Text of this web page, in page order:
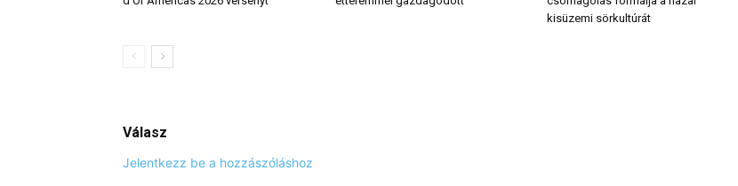
kisüzemi sörkultúrát
Válasz
Jelentkezz be a hozzászóláshoz